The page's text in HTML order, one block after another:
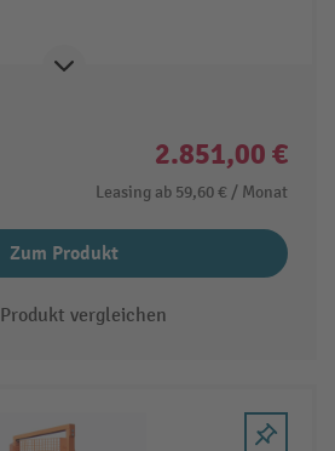
2.851,00 €
Leasing ab 59,60 € / Monat
Zum Produkt
Produkt vergleichen